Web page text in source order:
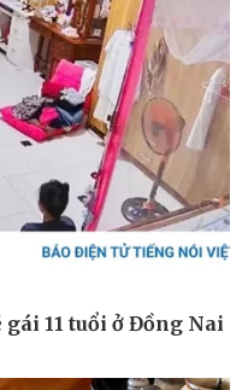
Quân sự - Quốc phòng
Việt Nam
Phân tích